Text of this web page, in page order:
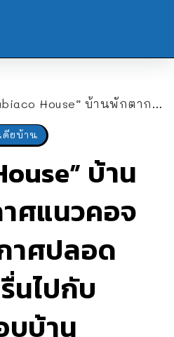
บ้านพักตากอากาศแนวคอจเทจ บรรยากาศปลอดโปร่งและร่มรื่นไปกับธรรมชาติรอบบ้าน
ดียบ้าน
บ้าน
ศแนวคอจ
าศปลอด
นไปกับ
บบ้าน